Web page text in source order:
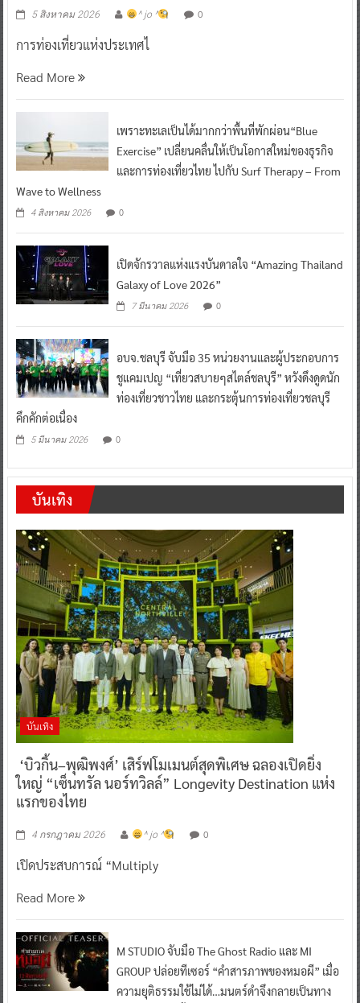
5 สิงหาคม 2026 ^ jo ^ 0
การท่องเที่ยวแห่งประเทศไ
Read More
เพราะทะเลเป็นได้มากกว่าพื้นที่พักผ่อน“Blue
Exercise” เปลี่ยนคลื่นให้เป็นโอกาสใหม่ของธุรกิจ
และการท่องเที่ยวไทย ไปกับ Surf Therapy – From
Wave to Wellness
4 สิงหาคม 2026 0
เปิดจักรวาลแห่งแรงบันดาลใจ “Amazing Thailand
Galaxy of Love 2026”
7 มีนาคม 2026 0
อบจ.ชลบุรี จับมือ 35 หน่วยงานและผู้ประกอบการ
ชูแคมเปญ “เที่ยวสบายๆสไตล์ชลบุรี” หวังดึงดูดนัก
ท่องเที่ยวชาวไทย และกระตุ้นการท่องเที่ยวชลบุรี
คึกคักต่อเนื่อง
5 มีนาคม 2026 0
บันเทิง
บันเทิง
‘บิวกิ้น–พุฒิพงศ์’ เสิร์ฟโมเมนต์สุดพิเศษ ฉลองเปิดยิ่ง
ใหญ่ “เซ็นทรัล นอร์ทวิลล์” Longevity Destination แห่ง
แรกของไทย
4 กรกฎาคม 2026 ^ jo ^ 0
เปิดประสบการณ์ “Multiply
Read More
M STUDIO จับมือ The Ghost Radio และ MI
GROUP ปล่อยทีเซอร์ “คำสารภาพของหมอผี” เมื่อ
ความยุติธรรมใช้ไม่ได้…มนตร์ดำจึงกลายเป็นทาง